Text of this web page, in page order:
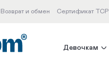
Возврат и обмен Сертификат ТСР
Девочкам